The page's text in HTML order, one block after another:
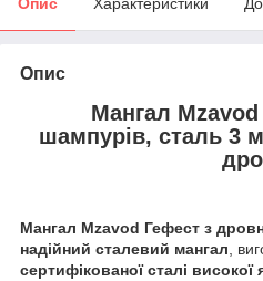
Опис
Мангал
шампурів, сталь 3
Мангал Mzavod Гефест з
надійний сталевий мангал,
сертифікованої сталі високої